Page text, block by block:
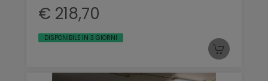
€ 218,70
DISPONIBILE IN 3 GIORNI